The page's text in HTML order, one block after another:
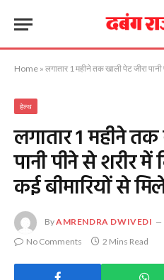
Home » लगातार 1 महीने तक खाली पेट जीरा पानी पीने से
हेल्थ
लगातार 1 महीने
पानी पीने से शरीर
कई बीमारियों से
ByAMRENDRA DWIVEDI
No Comments
2 Mins Read